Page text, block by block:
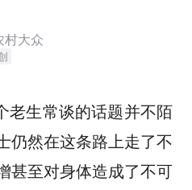
村大众
老生常谈的话题并不陌
仍然在这条路上走了不
甚至对身体造成了不可